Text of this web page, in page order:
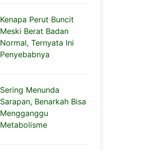
Kenapa Perut Buncit
Meski Berat Badan
Normal, Ternyata Ini
Penyebabnya
Sering Menunda
Sarapan, Benarkah Bisa
Mengganggu
Metabolisme